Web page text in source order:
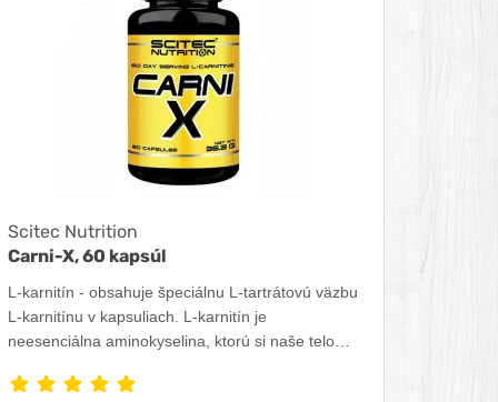
Scitec Nutrition
Carni-X, 60 kapsúl
L-karnitín - obsahuje špeciálnu L-tartrátovú väzbu
L-karnitínu v kapsuliach. L-karnitín je
neesenciálna aminokyselina, ktorú si naše telo
srdci a mozgu. Tartrátová väzba obsahuje